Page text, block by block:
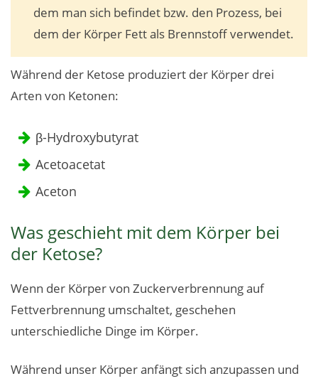
dem man sich befindet bzw. den Prozess, bei
dem der Körper Fett als Brennstoff verwendet.
Während der Ketose produziert der Körper drei
Arten von Ketonen:
β-Hydroxybutyrat
Acetoacetat
Aceton
Was geschieht mit dem Körper bei
der Ketose?
Wenn der Körper von Zuckerverbrennung auf
Fettverbrennung umschaltet, geschehen
unterschiedliche Dinge im Körper.
Während unser Körper anfängt sich anzupassen und